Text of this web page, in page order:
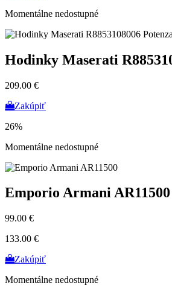
Momentálne nedostupné
Hodinky Maserati
209.00 €
Zakúpiť
26%
Momentálne nedostupné
Emporio Armani AR11500
99.00 €
133.00 €
Zakúpiť
Momentálne nedostupné